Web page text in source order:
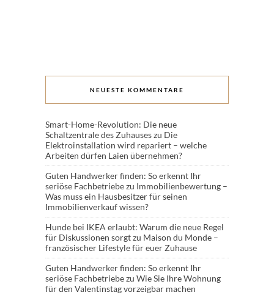
NEUESTE KOMMENTARE
Smart-Home-Revolution: Die neue
Schaltzentrale des Zuhauseszu Die
Elektroinstallation wird repariert – welche
Arbeiten dürfen Laien übernehmen?
Guten Handwerker finden: So erkennt Ihr
seriöse Fachbetriebezu Immobilienbewertung –
Was muss ein Hausbesitzer für seinen
Immobilienverkauf wissen?
Hunde bei IKEA erlaubt: Warum die neue Regel
für Diskussionen sorgtzu Maison du Monde –
französischer Lifestyle für euer Zuhause
Guten Handwerker finden: So erkennt Ihr
seriöse Fachbetriebezu Wie Sie Ihre Wohnung
für den Valentinstag vorzeigbar machen